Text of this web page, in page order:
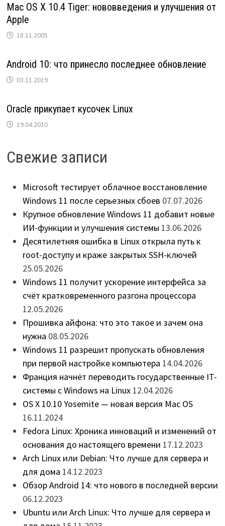
Mac OS X 10.4 Tiger: нововведения и улучшения от
Apple
18.11.2005
Android 10: что принесло последнее обновление
03.11.2019
Oracle прикупает кусочек Linux
19.04.2010
Свежие записи
Microsoft тестирует облачное восстановление
Windows 11 после серьезных сбоев 07.07.2026
Крупное обновление Windows 11 добавит новые
ИИ-функции и улучшения системы 13.06.2026
Десятилетняя ошибка в Linux открыла путь к
root-доступу и краже закрытых SSH-ключей
25.05.2026
Windows 11 получит ускорение интерфейса за
счёт кратковременного разгона процессора
12.05.2026
Прошивка айфона: что это такое и зачем она
нужна 08.05.2026
Windows 11 разрешит пропускать обновления
при первой настройке компьютера 14.04.2026
Франция начнёт переводить государственные IT-
системы с Windows на Linux 12.04.2026
OS X 10.10 Yosemite — новая версия Mac OS
16.11.2024
Fedora Linux: Хроника инноваций и изменений от
основания до настоящего времени 17.12.2023
Arch Linux или Debian: Что лучше для сервера и
для дома 14.12.2023
Обзор Android 14: что нового в последней версии
06.12.2023
Ubuntu или Arch Linux: Что лучше для сервера и